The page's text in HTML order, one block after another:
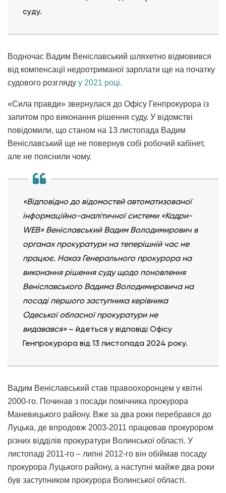
суду.
Водночас Вадим Веніславський шляхетно відмовився
від компенсації недоотриманої зарплати ще на початку
судового розгляду у 2021 році.
«Сила правди» звернулася до Офісу Генпрокурора із
запитом про виконання рішення суду. У відомстві
повідомили, що станом на 13 листопада Вадим
Веніславський ще не повернув собі робочий кабінет,
але не пояснили чому.
«Відповідно до відомостей автоматизованої
інформаційно-аналітичної системи «Кадри-
WEB» Веніславський Вадим Володимирович в
органах прокуратури на теперішній час не
працює. Наказ Генерального прокурора на
виконання рішення суду щодо поновлення
Веніславського Вадима Володимировича на
посаді першого заступника керівника
Одеської обласної прокуратури не
видавався»– йдеться у відповіді Офісу
Генпрокурора від 13 листопада 2024 року.
Вадим Веніславський став правоохоронцем у квітні
2000-го. Починав з посади помічника прокурора
Маневицького району. Вже за два роки перебрався до
Луцька, де впродовж 2003-2011 працював прокурором
різних відділів прокуратури Волинської області. У
листопаді 2011-го – липні 2012-го він обіймав посаду
прокурора Луцького району, а наступні майже два роки
був заступником прокурора Волинської області.